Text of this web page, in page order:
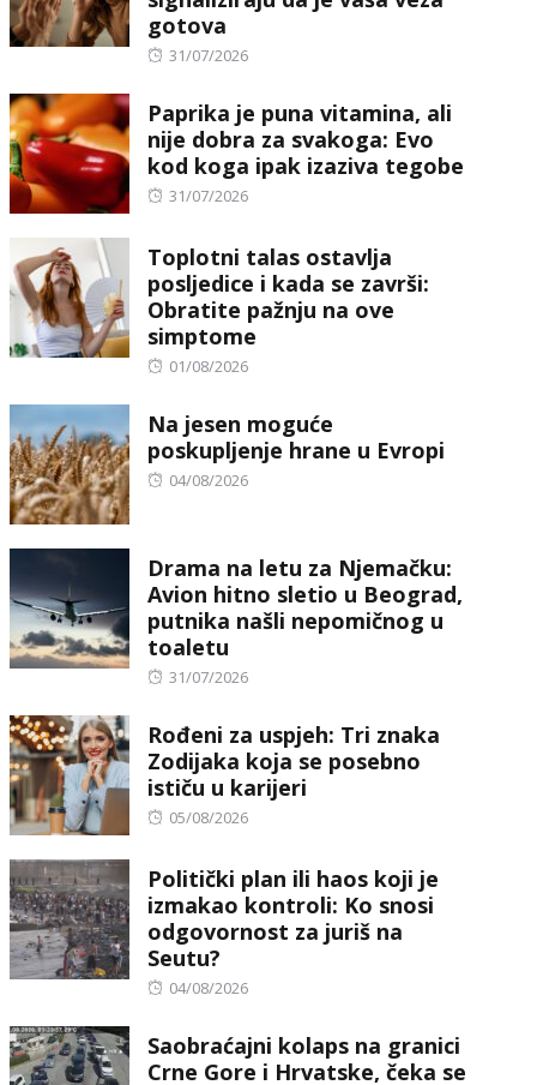
gotova
Posted
31/07/2026
Paprika je puna vitamina, ali
nije dobra za svakoga: Evo
kod koga ipak izaziva tegobe
Posted
31/07/2026
Toplotni talas ostavlja
posljedice i kada se završi:
Obratite pažnju na ove
simptome
Posted
01/08/2026
Na jesen moguće
poskupljenje hrane u Evropi
Posted
04/08/2026
Drama na letu za Njemačku:
Avion hitno sletio u Beograd,
putnika našli nepomičnog u
toaletu
Posted
31/07/2026
Rođeni za uspjeh: Tri znaka
Zodijaka koja se posebno
ističu u karijeri
Posted
05/08/2026
Politički plan ili haos koji je
izmakao kontroli: Ko snosi
odgovornost za juriš na
Seutu?
Posted
04/08/2026
Saobraćajni kolaps na granici
Crne Gore i Hrvatske, čeka se